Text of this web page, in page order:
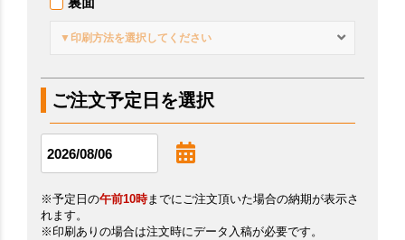
▼印刷方法を選択してください
ご注文予定日を選択
※予定日の午前10時までにご注文頂いた場合の納期が表示さ
れます。
※印刷ありの場合は注文時にデータ入稿が必要です。